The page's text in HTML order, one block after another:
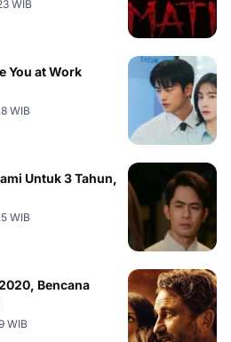
WIB
You at Work
WIB
Untuk 3 Tahun,
WIB
Bencana
WIB